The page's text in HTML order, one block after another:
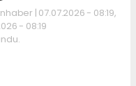
| 07.07.2026 - 08:19,
- 08:19